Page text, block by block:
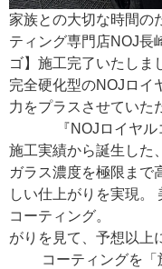
家族との大切な時間
ティング専門店NOJ長
ゴ】施工完了いた
完全硬化型のNOJロイ
力をプラスさせてい
『NOJロイヤルコ
施工実績から誕生した
ガラス濃度を極限まで
しい仕上がりを実現。
コーティン
がりを見て、予想以上
コーティングを「施